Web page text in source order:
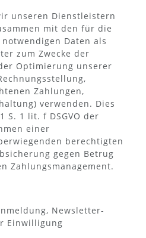
unseren Dienstleistern
mit den für die
Daten als
zum Zwecke der
Optimierung unserer
Zahlungen,
verwenden. Dies
S. 1 lit. f DSGVO der
einer
berechtigten
gegen Betrug
Zahlungsmanagement.
Newsletter-
Einwilligung